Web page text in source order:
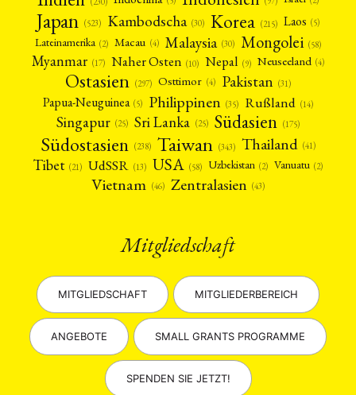
Japan (523) Kambodscha (30) Korea (215) Laos (5)
Lateinamerika (2) Macau (4) Malaysia (30) Mongolei (58)
Myanmar (17) Naher Osten (10) Nepal (9) Neuseeland (4)
Ostasien (297) Osttimor (4) Pakistan (31)
Papua-Neuguinea (5) Philippinen (35) Rußland (14)
Singapur (25) Sri Lanka (25) Südasien (175)
Südostasien (238) Taiwan (343) Thailand (41)
Tibet (21) UdSSR (13) USA (58) Uzbekistan (2) Vanuatu (2)
Vietnam (46) Zentralasien (43)
Mitgliedschaft
MITGLIEDSCHAFT MITGLIEDERBEREICH
ANGEBOTE SMALL GRANTS PROGRAMME
SPENDEN SIE JETZT!